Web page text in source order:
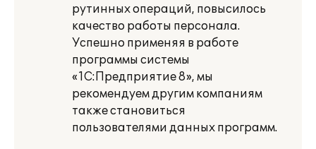
рутинных операций, повысилось
качество работы персонала.
Успешно применяя в работе
программы системы
«1С:Предприятие 8», мы
рекомендуем другим компаниям
также становиться
пользователями данных программ.